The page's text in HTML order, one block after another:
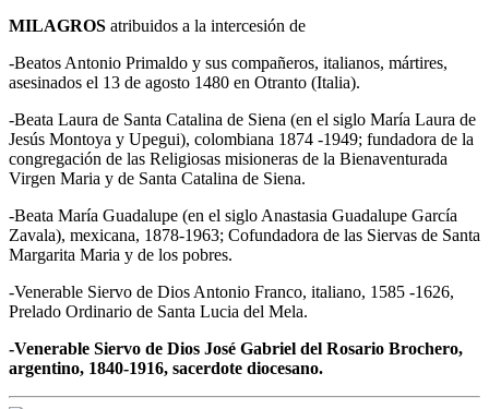
MILAGROS atribuidos a la intercesión de
-Beatos Antonio Primaldo y sus compañeros, italianos, mártires,
asesinados el 13 de agosto 1480 en Otranto (Italia).
-Beata Laura de Santa Catalina de Siena (en el siglo María Laura de
Jesús Montoya y Upegui), colombiana 1874 -1949; fundadora de la
congregación de las Religiosas misioneras de la Bienaventurada
Virgen Maria y de Santa Catalina de Siena.
-Beata María Guadalupe (en el siglo Anastasia Guadalupe García
Zavala), mexicana, 1878-1963; Cofundadora de las Siervas de Santa
Margarita Maria y de los pobres.
-Venerable Siervo de Dios Antonio Franco, italiano, 1585 -1626,
Prelado Ordinario de Santa Lucia del Mela.
-Venerable Siervo de Dios José Gabriel del Rosario Brochero,
argentino, 1840-1916, sacerdote diocesano.